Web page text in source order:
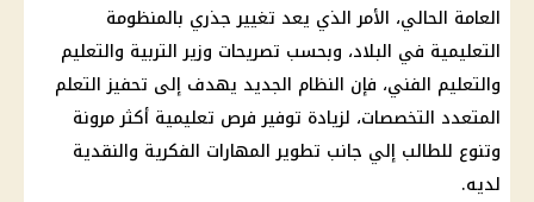
العامة الحالي، الأمر الذي يعد تغيير جذري بالمنظومة
التعليمية في البلاد، وبحسب تصريحات وزير التربية والتعليم
والتعليم الفني، فإن النظام الجديد يهدف إلى تحفيز التعلم
المتعدد التخصصات، لزيادة توفير فرص تعليمية أكثر مرونة
وتنوع للطالب إلي جانب تطوير المهارات الفكرية والنقدية
لديه.